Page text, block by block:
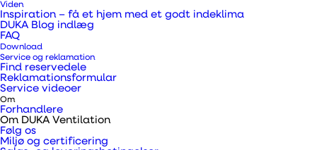
Viden
Inspiration – få et hjem med et godt indeklima
DUKA Blog indlæg
FAQ
Download
Service og reklamation
Find reservedele
Reklamationsformular
Service videoer
Om
Forhandlere
Om DUKA Ventilation
Følg os
Miljø og certificering
vores fokus
Hos DUKA Ventilation vores
formål at have et bredt
sortiment af produkter, som